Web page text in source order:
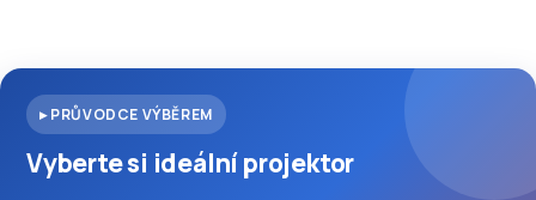
▸ PRŮVODCE VÝBĚREM
Vyberte si ideální projektor